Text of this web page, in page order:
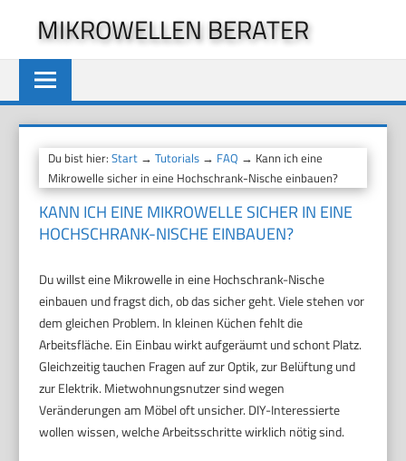
springen
MIKROWELLEN BERATER
Du bist hier:Start →Tutorials → FAQ → Kann ich eine
Mikrowelle sicher in eine Hochschrank-Nische einbauen?
KANN ICH EINE MIKROWELLE SICHER IN EINE
HOCHSCHRANK-NISCHE EINBAUEN?
Du willst eine Mikrowelle in eine Hochschrank-Nische
einbauen und fragst dich, ob das sicher geht. Viele stehen vor
dem gleichen Problem. In kleinen Küchen fehlt die
Arbeitsfläche. Ein Einbau wirkt aufgeräumt und schont Platz.
Gleichzeitig tauchen Fragen auf zur Optik, zur Belüftung und
zur Elektrik. Mietwohnungsnutzer sind wegen
Veränderungen am Möbel oft unsicher. DIY-Interessierte
wollen wissen, welche Arbeitsschritte wirklich nötig sind.